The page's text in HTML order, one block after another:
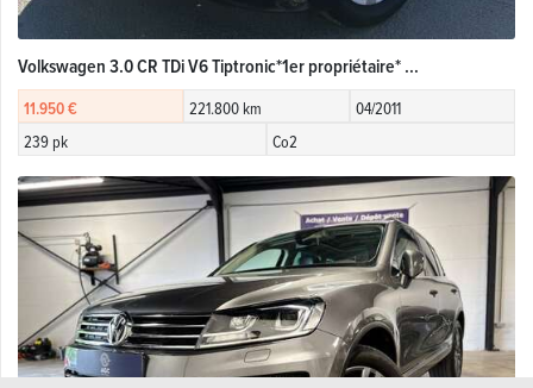
Volkswagen 3.0 CR TDi V6 Tiptronic*1er propriétaire* ...
11.950 € 221.800 km
04/2011
239 pk
Co2